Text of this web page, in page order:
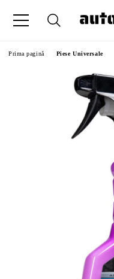
Prima pagină Piese Universale